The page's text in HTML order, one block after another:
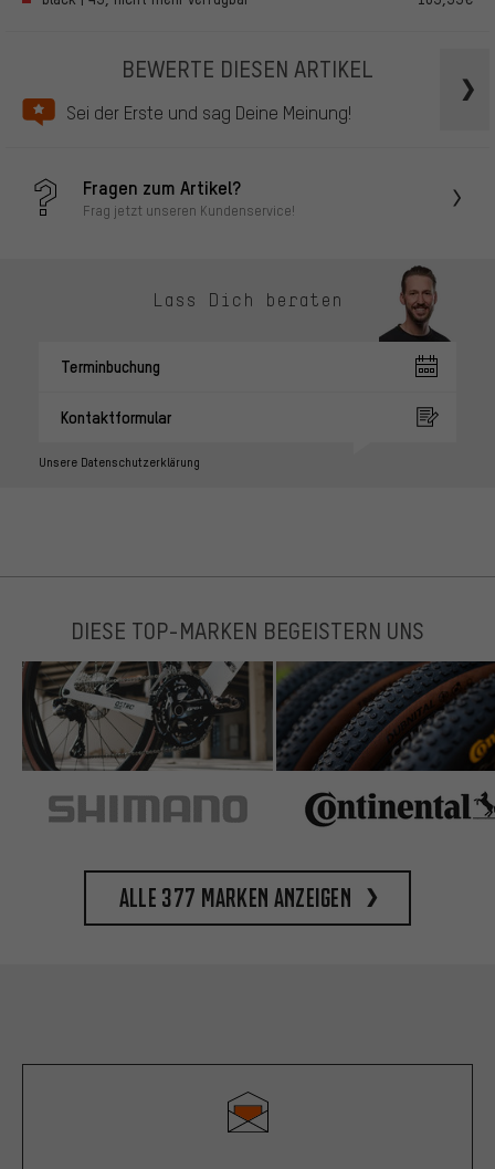
BEWERTE DIESEN ARTIKEL
Sei der Erste und sag Deine Meinung!
Fragen zum Artikel?
Frag jetzt unseren Kundenservice!
Lass Dich beraten
Terminbuchung
Kontaktformular
Unsere Datenschutzerklärung
DIESE TOP-MARKEN BEGEISTERN UNS
Alle 377 Marken anzeigen